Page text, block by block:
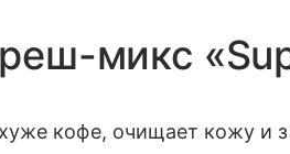
микс
кофе, очищает кожу и